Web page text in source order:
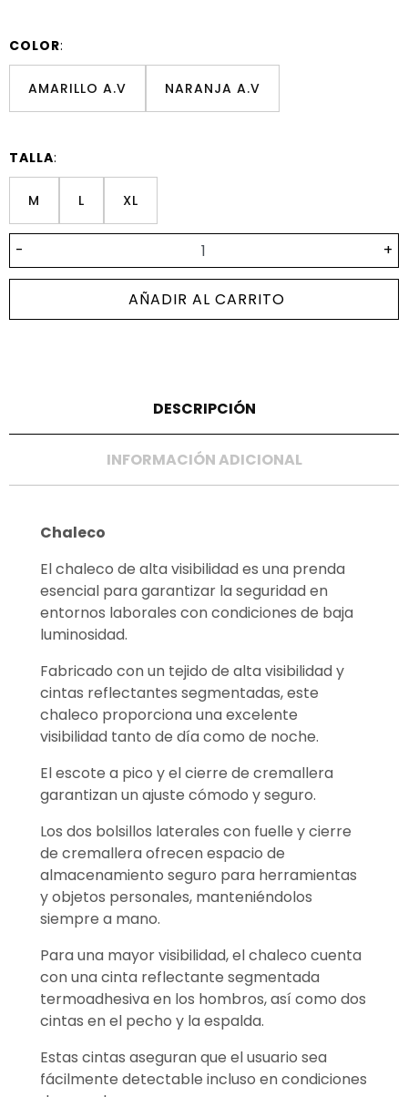
COLOR:
AMARILLO A.V NARANJA A.V
TALLA:
M L XL
- +
AÑADIR AL CARRITO
DESCRIPCIÓN
INFORMACIÓN ADICIONAL
Chaleco
El chaleco de alta visibilidad es una prenda
esencial para garantizar la seguridad en
entornos laborales con condiciones de baja
luminosidad.
Fabricado con un tejido de alta visibilidad y
cintas reflectantes segmentadas, este
chaleco proporciona una excelente
visibilidad tanto de día como de noche.
El escote a pico y el cierre de cremallera
garantizan un ajuste cómodo y seguro.
Los dos bolsillos laterales con fuelle y cierre
de cremallera ofrecen espacio de
almacenamiento seguro para herramientas
y objetos personales, manteniéndolos
siempre a mano.
Para una mayor visibilidad, el chaleco cuenta
con una cinta reflectante segmentada
termoadhesiva en los hombros, así como dos
cintas en el pecho y la espalda.
Estas cintas aseguran que el usuario sea
fácilmente detectable incluso en condiciones